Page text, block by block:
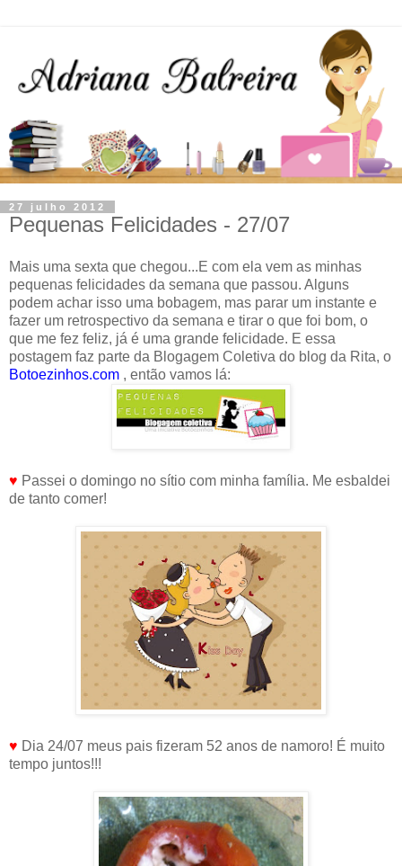
27 julho 2012
Pequenas Felicidades - 27/07
Mais uma sexta que chegou...E com ela vem as minhas
pequenas felicidades da semana que passou. Alguns
podem achar isso uma bobagem, mas parar um instante e
fazer um retrospectivo da semana e tirar o que foi bom, o
que me fez feliz, já é uma grande felicidade. E essa
postagem faz parte da Blogagem Coletiva do blog da Rita, o
Botoezinhos.com , então vamos lá:
♥ Passei o domingo no sítio com minha família. Me esbaldei
de tanto comer!
♥ Dia 24/07 meus pais fizeram 52 anos de namoro! É muito
tempo juntos!!!